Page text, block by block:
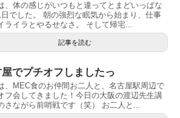
、体の感じがいつもと違ってとまどいっぱな
日でした。 朝の強烈な眠気から始まり、仕事
ライラとやるせなさ。 そして帰宅...
記事を読む
でプチオフしましたっ
、MEC食のお仲間お二人と、名古屋駅周辺で
フ会してきました！今日の大阪の渡辺先生講
さながら前哨戦です（笑） お二人と...